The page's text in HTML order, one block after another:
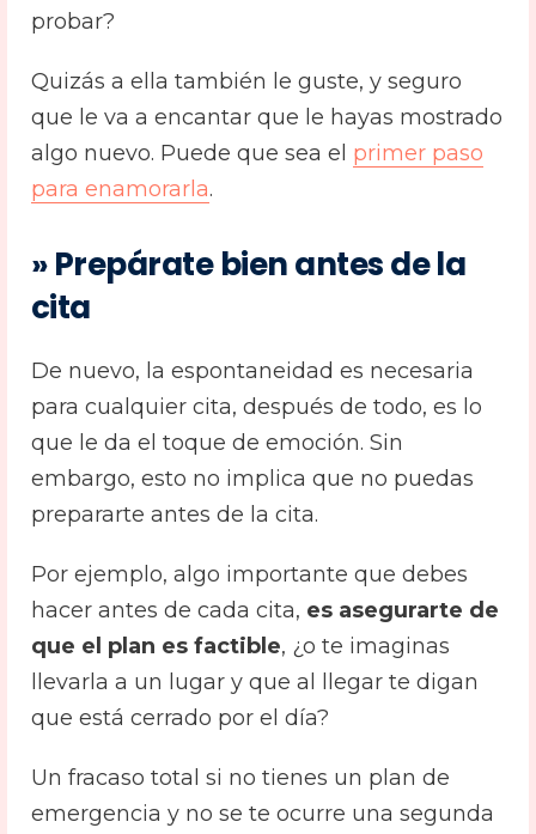
probar?
Quizás a ella también le guste, y seguro
que le va a encantar que le hayas mostrado
algo nuevo. Puede que sea el primer paso
para enamorarla.
» Prepárate bien antes de la
cita
De nuevo, la espontaneidad es necesaria
para cualquier cita, después de todo, es lo
que le da el toque de emoción. Sin
embargo, esto no implica que no puedas
prepararte antes de la cita.
Por ejemplo, algo importante que debes
hacer antes de cada cita, es asegurarte de
que el plan es factible, ¿o te imaginas
llevarla a un lugar y que al llegar te digan
que está cerrado por el día?
Un fracaso total si no tienes un plan de
emergencia y no se te ocurre una segunda